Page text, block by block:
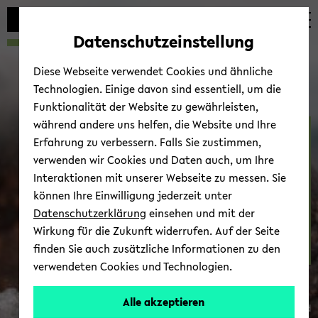
Automatische
vermeiden
skip
main
skip
main
skip
footer
Ani­mal Be­ha­viour
Con­tact
© Uni­ver­si­tät Bie­le­feld
Datenschutzeinstellung
Diese Webseite verwendet Cookies und ähnliche
Technologien. Einige davon sind essentiell, um die
Funktionalität der Website zu gewährleisten,
während andere uns helfen, die Website und Ihre
Erfahrung zu verbessern. Falls Sie zustimmen,
verwenden wir Cookies und Daten auch, um Ihre
Interaktionen mit unserer Webseite zu messen. Sie
können Ihre Einwilligung jederzeit unter
Datenschutzerklärung einsehen und mit der
Wirkung für die Zukunft widerrufen. Auf der Seite
finden Sie auch zusätzliche Informationen zu den
verwendeten Cookies und Technologien.
Alle akzeptieren